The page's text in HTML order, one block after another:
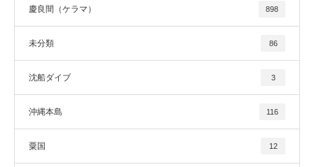
慶良間（ケラマ） 898
未分類 86
沈船ダイブ 3
沖縄本島 116
粟国 12